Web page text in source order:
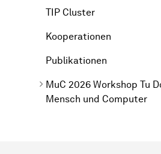
TIP Cluster
Kooperationen
Publikationen
MuC 2026 Workshop Tu
Mensch und Computer